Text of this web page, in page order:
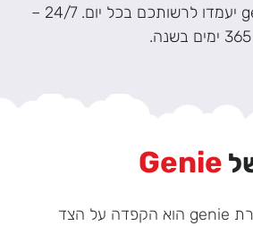
והטכנאים של genie יעמדו לרשותכם בכל יום. 24/7 –
365 ימים בשנה.
Genie
סוד ההצלחה של חברת genie הוא הקפדה על הצד